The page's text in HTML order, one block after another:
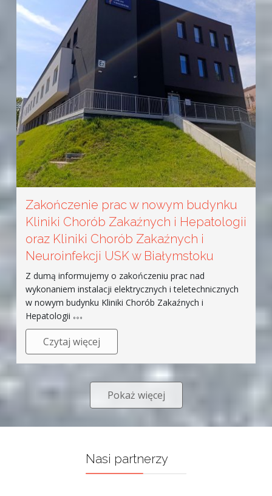
Zakończenie prac w nowym budynku
Kliniki Chorób Zakaźnych i Hepatologii
oraz Kliniki Chorób Zakaźnych i
Neuroinfekcji USK w Białymstoku
Z dumą informujemy o zakończeniu prac nad
wykonaniem instalacji elektrycznych i teletechnicznych
w nowym budynku Kliniki Chorób Zakaźnych i
Hepatologii
Czytaj więcej
Pokaż więcej
Nasi partnerzy